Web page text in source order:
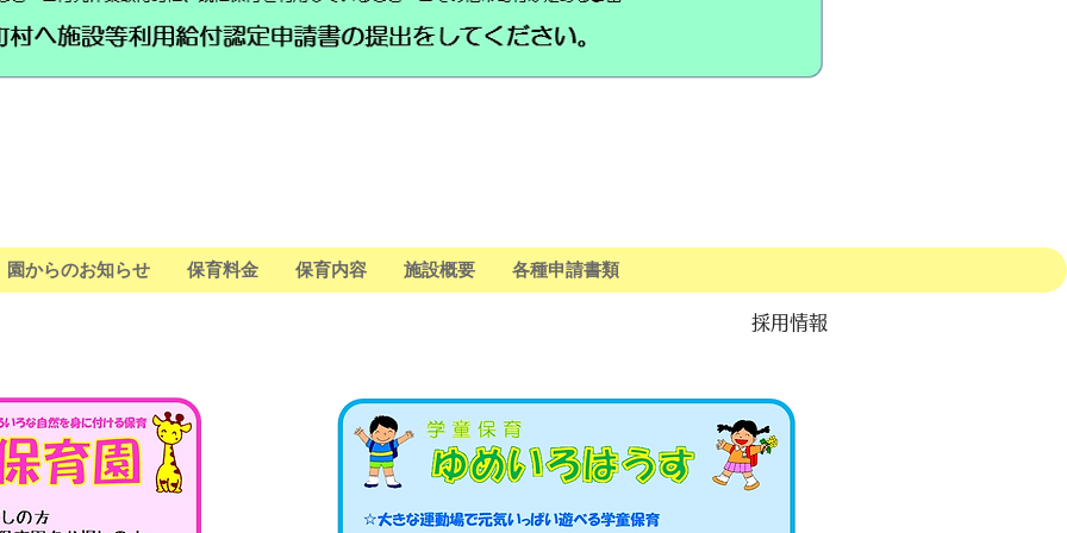
園からのお知らせ 保育料金 保育内容 施設概要 各種申請書類
採用情報